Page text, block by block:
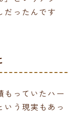
だったんです
もっていたハー
いう現実もあっ